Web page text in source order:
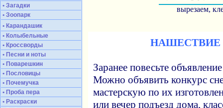
• Загадки
• Зоопарк
• Карандашик
• Колыбельные
• Кроссворды
• Песни и ноты
• Поварешкин
• Пословицы
• Почемучка
• Проба пера
• Раскраски
вырезаем,
НАШЕСТВИЕ
Заранее повесьте
Можно объявить конкурс
мастерскую по их
или вечер подъезд дома,